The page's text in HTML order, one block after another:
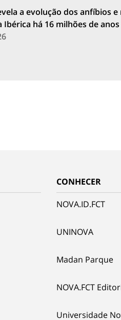
a evolução dos anfíbios e
Ibérica há 16 milhões de anos
CONHECER
NOVA.ID.FCT
UNINOVA
Madan Parque
NOVA.FCT
Universidade